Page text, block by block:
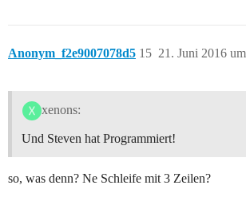
Anonym_f2e9007078d5 21. Juni 2016
15
xenons:
Und Steven hat Programmiert!
so, was denn? Ne Schleife mit 3 Zeilen?